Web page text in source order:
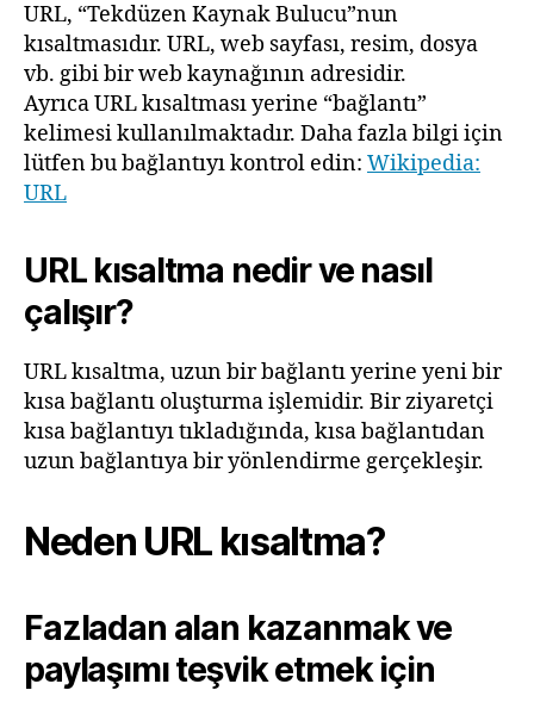
URL, “Tekdüzen Kaynak Bulucu”nun
kısaltmasıdır. URL, web sayfası, resim, dosya
vb. gibi bir web kaynağının adresidir.
Ayrıca URL kısaltması yerine “bağlantı”
kelimesi kullanılmaktadır. Daha fazla bilgi için
lütfen bu bağlantıyı kontrol edin: Wikipedia:
URL
URL kısaltma nedir ve nasıl
çalışır?
URL kısaltma, uzun bir bağlantı yerine yeni bir
kısa bağlantı oluşturma işlemidir. Bir ziyaretçi
kısa bağlantıyı tıkladığında, kısa bağlantıdan
uzun bağlantıya bir yönlendirme gerçekleşir.
Neden URL kısaltma?
Fazladan alan kazanmak ve
paylaşımı teşvik etmek için